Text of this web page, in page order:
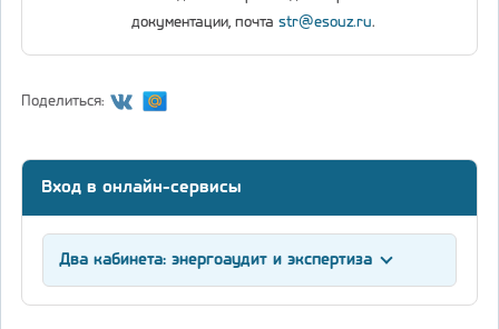
документации, почта str@esouz.ru.
Поделиться:
Вход в онлайн-сервисы
Два кабинета: энергоаудит и экспертиза